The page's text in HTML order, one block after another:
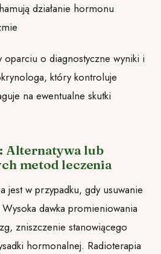
działanie hormonu
oparciu o diagnostyczne wyniki i
który kontroluje
na ewentualne skutki
Alternatywa lub
metod leczenia
jest w przypadku, gdy usuwanie
dawka promieniowania
zniszczenie stanowiącego
hormonalnej. Radioterapia